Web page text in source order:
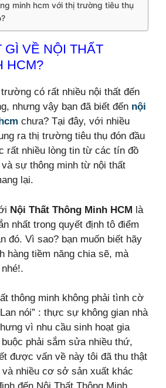
minh hcm với thị trường tiêu thụ
VỀ NỘI THẤT
HCM?
có rất nhiều nội thất đến
nhưng vậy bạn đã biết đến nội
chưa? Tại đây, với nhiều
ra thị trường tiêu thụ đón đầu
rất nhiều lòng tin từ các tín đồ
sự thông minh từ nội thất
lại.
Nội Thất Thông Minh HCM là
nhất trong quyết định tô điểm
đó. Vì sao? bạn muốn biết hãy
hàng tiềm năng chia sẽ, mà
thông minh không phải tình cờ
nói” : thực sự không gian nhà
vì nhu cầu sinh hoạt gia
phải sắm sửa nhiều thứ,
được vấn về này tôi đã thu thật
và nhiều cơ sở sản xuất khác